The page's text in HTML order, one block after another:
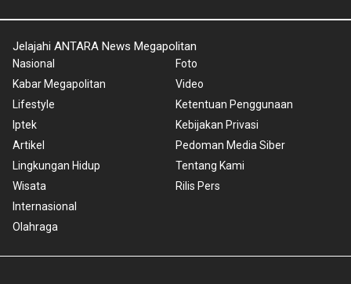
Jelajahi ANTARA News Megapolitan
Nasional
Kabar Megapolitan
Lifestyle
Iptek
Artikel
Lingkungan Hidup
Wisata
Internasional
Olahraga
Foto
Video
Ketentuan Penggunaan
Kebijakan Privasi
Pedoman Media Siber
Tentang Kami
Rilis Pers